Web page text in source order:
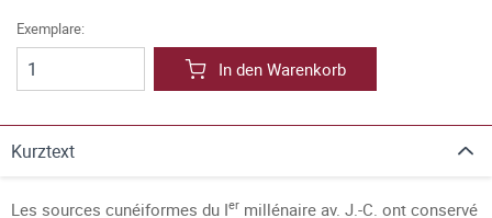
Exemplare:
In den Warenkorb
Kurztext
Les sources cunéiformes du Ier millénaire av. J.-C. ont conservé